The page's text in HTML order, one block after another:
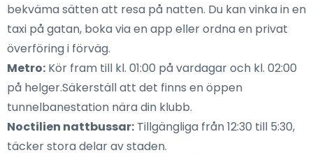
bekväma sätten att resa på natten. Du kan vinka in en
taxi på gatan, boka via en app eller ordna en privat
överföring i förväg.
Metro: Kör fram till kl. 01:00 på vardagar och kl. 02:00
på helger.Säkerställ att det finns en öppen
tunnelbanestation nära din klubb.
Noctilien nattbussar: Tillgängliga från 12:30 till 5:30,
täcker stora delar av staden.